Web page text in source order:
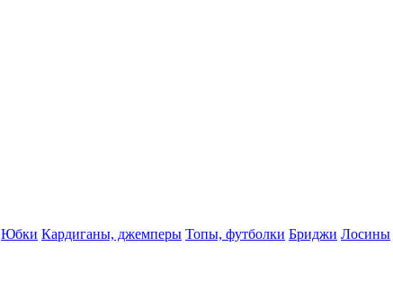
Юбки Кардиганы, джемперы Топы, футболки Бриджи Лосины